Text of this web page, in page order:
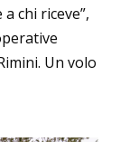
a chi riceve”,
Un volo